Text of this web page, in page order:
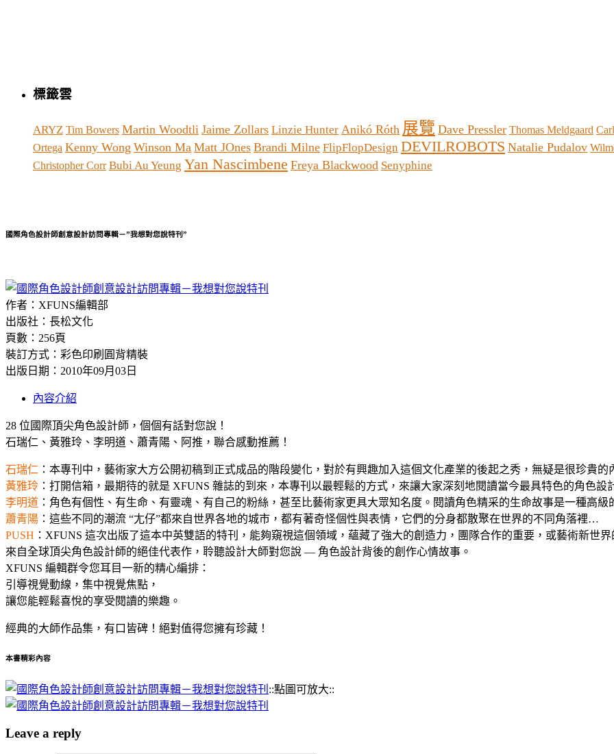
標籤雲
ARYZ Tim Bowers Martin Woodtli Jaime Zollars Linzie Hunter Anikó Róth 展覽 Dave Pressler Thomas Meldgaard
Ortega Kenny Wong Winson Ma Matt JOnes Brandi Milne FlipFlopDesign DEVILROBOTS Natalie Pudalov
Christopher Corr Bubi Au Yeung Yan Nascimbene Freya Blackwood Senyphine
國際角色設計師創意設計訪問專輯－”我想對您說特刊”
作者：XFUNS編輯部
出版社：長松文化
頁數：256頁
裝訂方式：彩色印刷圓背精裝
出版日期：2010年09月03日
內容介紹
28 位國際頂尖角色設計師，個個有話對您說！
石瑞仁、黃雅玲、李明道、蕭青陽、阿推，聯合感動推薦！
石瑞仁 ：本專刊中，藝術家大方公開初稿到正式成品的階段變化，對於有興趣加入這個文化產業的後起之秀，無疑是很珍貴的
黃雅玲 ：打開信箱，最期待的就是 XFUNS 雜誌的到來，本專刊以最輕鬆的方式，來讓大家深刻地閱讀當今最具特色的角色設
李明道 ：角色有個性、有生命、有靈魂、有自己的粉絲，甚至比藝術家更具大眾知名度。閱讀角色精采的生命故事是一種高級
蕭青陽 ：這些不同的潮流 “尢仔”都來自世界各地的城市，都有著奇怪個性與表情，它們的分身都散聚在世界的不同角落裡…
PUSH ：XFUNS 這次出版了這本中英雙語的特刊，能夠窺視這個領域，蘊藏了強大的創造力，團隊合作的重要，或藝術新世
來自全球頂尖角色設計師的絕佳代表作，聆聽設計大師對您說 — 角色設計背後的創作心情故事。
XFUNS 編輯群令您耳目一新的精心編排：
引導視覺動線，集中視覺焦點，
讓您能輕鬆喜悅的享受閱讀的樂趣。
經典的大師作品集，有口皆碑！絕對值得您擁有珍藏！
本書精彩內容
::點圖可放大::
Leave a reply